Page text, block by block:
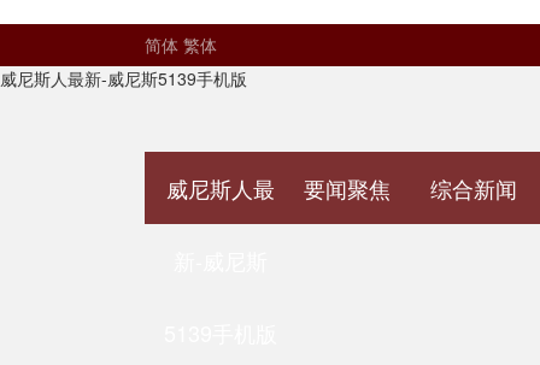
简体 繁体
威尼斯人最新-威尼斯5139手机版
威尼斯人最 要闻聚焦 综合新闻